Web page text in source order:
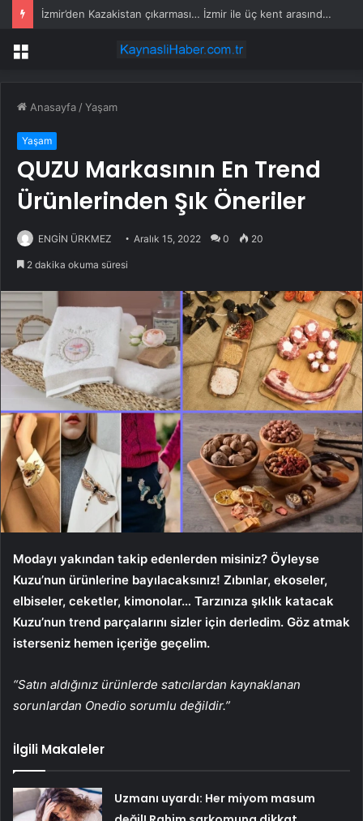
İzmir’den Kazakistan çıkarması… İzmir ile üç kent arasında ticaret ve kültür köprüsü hedefi
Menü
Anasayfa /Yaşam
Yaşam
QUZU Markasının En Trend
Ürünlerinden Şık Öneriler
ENGİN ÜRKMEZ Aralık 15, 2022 0 20
2 dakika okuma süresi
Modayı yakından takip edenlerden misiniz? Öyleyse
Kuzu’nun ürünlerine bayılacaksınız! Zıbınlar, ekoseler,
elbiseler, ceketler, kimonolar… Tarzınıza şıklık katacak
Kuzu’nun trend parçalarını sizler için derledim. Göz atmak
isterseniz hemen içeriğe geçelim.
“Satın aldığınız ürünlerde satıcılardan kaynaklanan
sorunlardan Onedio sorumlu değildir.”
İlgili Makaleler
Uzmanı uyardı: Her miyom masum